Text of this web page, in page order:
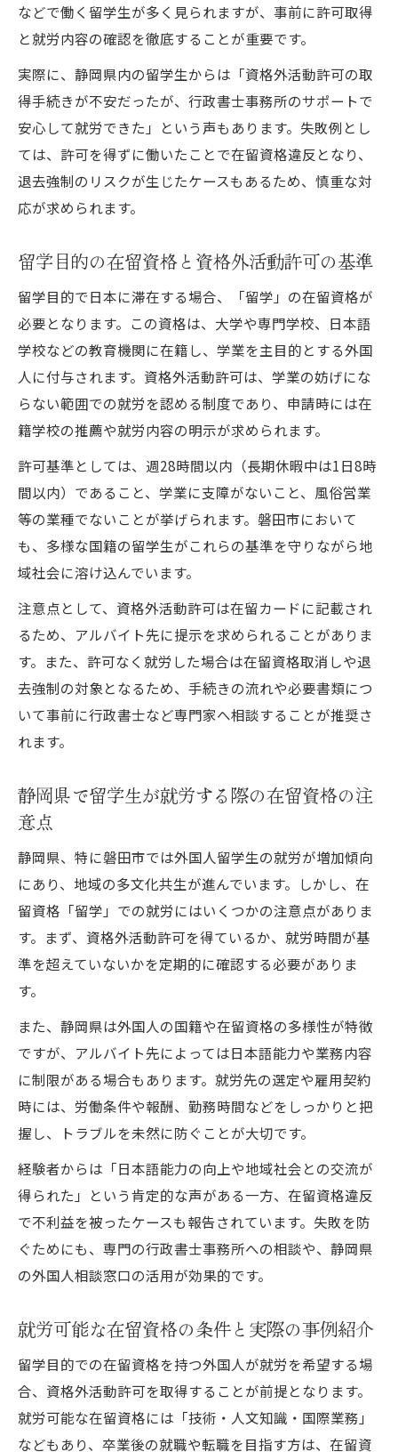
などで働く留学生が多く見られますが、事前に許可取得
と就労内容の確認を徹底することが重要です。
実際に、静岡県内の留学生からは「資格外活動許可の取
得手続きが不安だったが、行政書士事務所のサポートで
安心して就労できた」という声もあります。失敗例とし
ては、許可を得ずに働いたことで在留資格違反となり、
退去強制のリスクが生じたケースもあるため、慎重な対
応が求められます。
留学目的の在留資格と資格外活動許可の基準
留学目的で日本に滞在する場合、「留学」の在留資格が
必要となります。この資格は、大学や専門学校、日本語
学校などの教育機関に在籍し、学業を主目的とする外国
人に付与されます。資格外活動許可は、学業の妨げにな
らない範囲での就労を認める制度であり、申請時には在
籍学校の推薦や就労内容の明示が求められます。
許可基準としては、週28時間以内（長期休暇中は1日8時
間以内）であること、学業に支障がないこと、風俗営業
等の業種でないことが挙げられます。磐田市において
も、多様な国籍の留学生がこれらの基準を守りながら地
域社会に溶け込んでいます。
注意点として、資格外活動許可は在留カードに記載され
るため、アルバイト先に提示を求められることがありま
す。また、許可なく就労した場合は在留資格取消しや退
去強制の対象となるため、手続きの流れや必要書類につ
いて事前に行政書士など専門家へ相談することが推奨さ
れます。
静岡県で留学生が就労する際の在留資格の注
意点
静岡県、特に磐田市では外国人留学生の就労が増加傾向
にあり、地域の多文化共生が進んでいます。しかし、在
留資格「留学」での就労にはいくつかの注意点がありま
す。まず、資格外活動許可を得ているか、就労時間が基
準を超えていないかを定期的に確認する必要がありま
す。
また、静岡県は外国人の国籍や在留資格の多様性が特徴
ですが、アルバイト先によっては日本語能力や業務内容
に制限がある場合もあります。就労先の選定や雇用契約
時には、労働条件や報酬、勤務時間などをしっかりと把
握し、トラブルを未然に防ぐことが大切です。
経験者からは「日本語能力の向上や地域社会との交流が
得られた」という肯定的な声がある一方、在留資格違反
で不利益を被ったケースも報告されています。失敗を防
ぐためにも、専門の行政書士事務所への相談や、静岡県
の外国人相談窓口の活用が効果的です。
就労可能な在留資格の条件と実際の事例紹介
留学目的での在留資格を持つ外国人が就労を希望する場
合、資格外活動許可を取得することが前提となります。
就労可能な在留資格には「技術・人文知識・国際業務」
などもあり、卒業後の就職や転職を目指す方は、在留資